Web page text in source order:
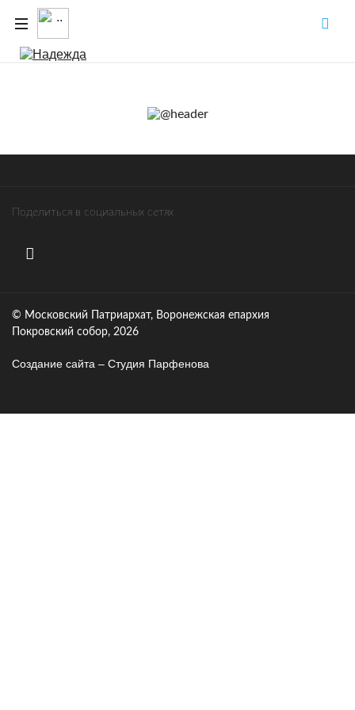
Поделиться в социальных сетях
© Московский Патриархат, Воронежcкая епархия
Покровский собор, 2026
Создание сайта – Cтудия Парфенова